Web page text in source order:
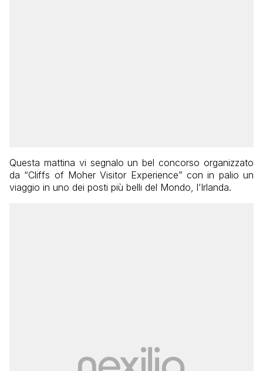
Questa mattina vi segnalo un bel concorso organizzato
da “Cliffs of Moher Visitor Experience” con in palio un
viaggio in uno dei posti più belli del Mondo, l’Irlanda.